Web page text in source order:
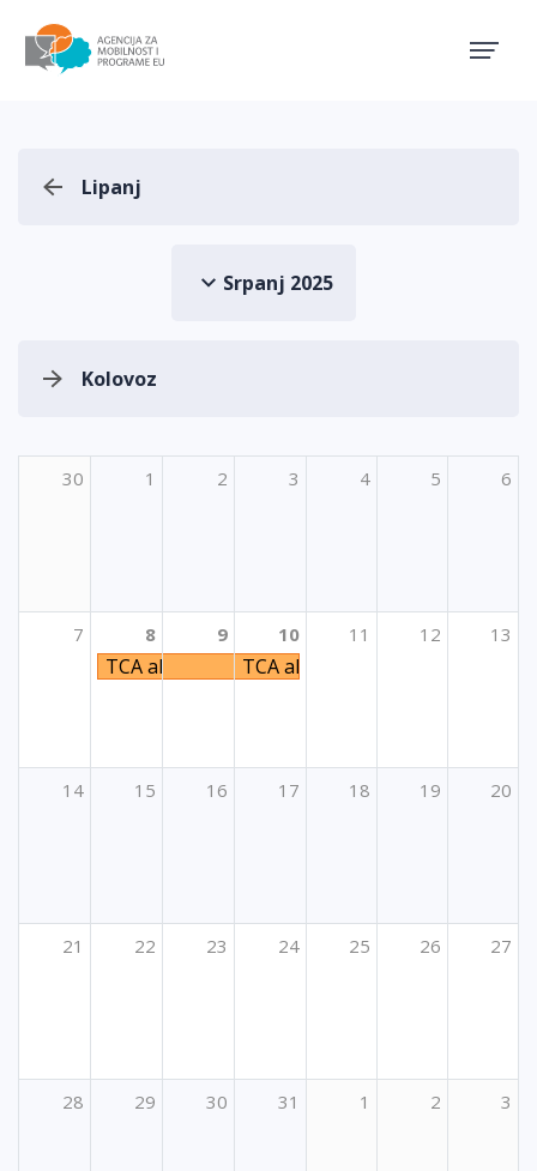
Lipanj
Srpanj 2025
Kolovoz
30 1 2 3 4 5 6
7 8
TCA aktivnost "Developing skills that enable
9 10
TCA aktivnost "Developing
11 12 13
14 15 16 17 18 19 20
21 22 23 24 25 26 27
28 29 30 31 1 2 3